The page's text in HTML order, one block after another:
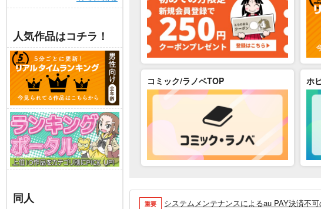
人気作品はコチラ！
同人
コミック/ラノベTOP ホ
重要 システムメンテナンスによるau PAY決済不